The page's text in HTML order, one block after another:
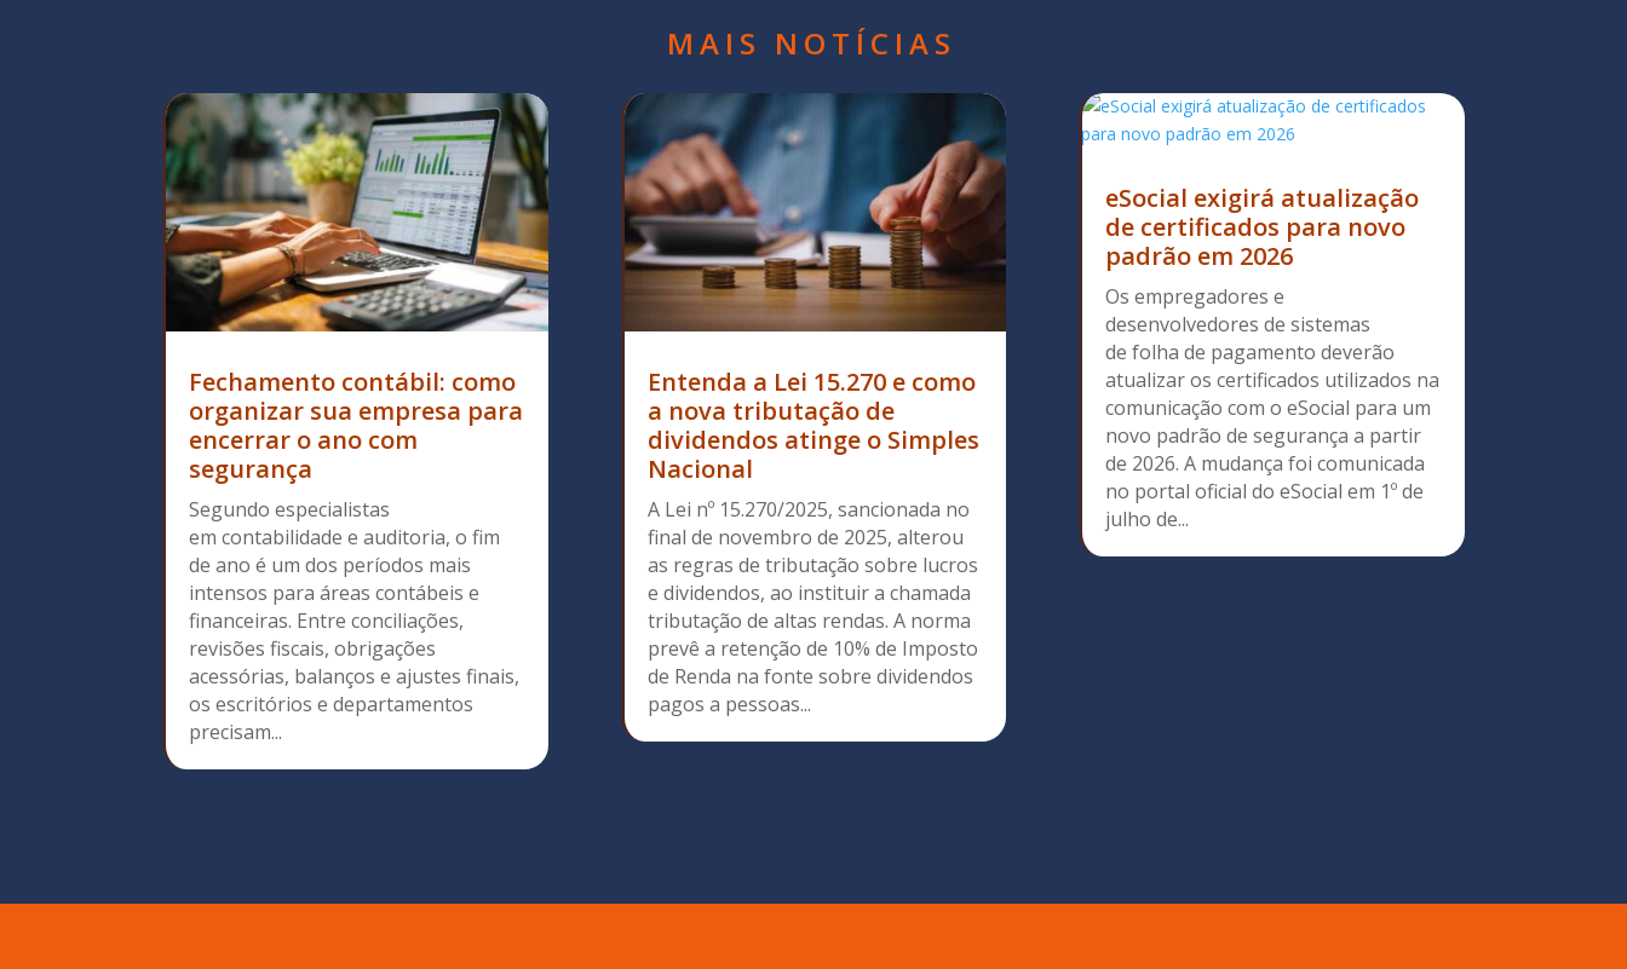
MAIS NOTÍCIAS
Fechamento contábil: como
organizar sua empresa para
encerrar o ano com
segurança
Segundo especialistas
em contabilidade e auditoria, o fim
de ano é um dos períodos mais
intensos para áreas contábeis e
financeiras. Entre conciliações,
revisões fiscais, obrigações
acessórias, balanços e ajustes finais,
os escritórios e departamentos
precisam...
Entenda a Lei 15.270 e como
a nova tributação de
dividendos atinge o Simples
Nacional
A Lei nº 15.270/2025, sancionada no
final de novembro de 2025, alterou
as regras de tributação sobre lucros
e dividendos, ao instituir a chamada
tributação de altas rendas. A norma
prevê a retenção de 10% de Imposto
de Renda na fonte sobre dividendos
pagos a pessoas...
eSocial exigirá atualização
de certificados para novo
padrão em 2026
Os empregadores e
desenvolvedores de sistemas
de folha de pagamento deverão
atualizar os certificados utilizados na
comunicação com o eSocial para um
novo padrão de segurança a partir
de 2026. A mudança foi comunicada
no portal oficial do eSocial em 1º de
julho de...